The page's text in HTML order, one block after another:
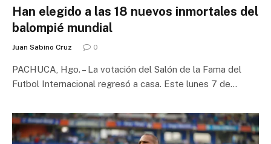
Han elegido a las 18 nuevos inmortales del
balompié mundial
Juan Sabino Cruz 0
PACHUCA, Hgo. – La votación del Salón de la Fama del
Futbol Internacional regresó a casa. Este lunes 7 de…